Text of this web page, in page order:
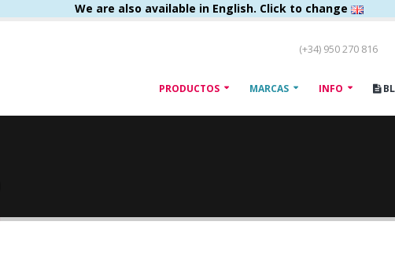
We are also available in English. Click to change
(+34) 950 270 816
PRODUCTOS MARCAS INFO